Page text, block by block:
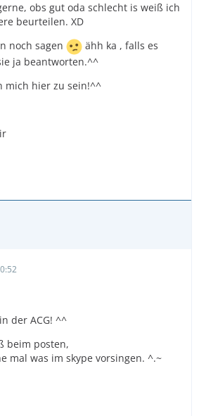
obs gut oda schlecht is weiß ich
beurteilen. XD
noch sagen
ähh ka , falls es
ja beantworten.^^
mich hier zu sein!^^
der ACG! ^^
beim posten,
mal was im skype vorsingen. ^.~